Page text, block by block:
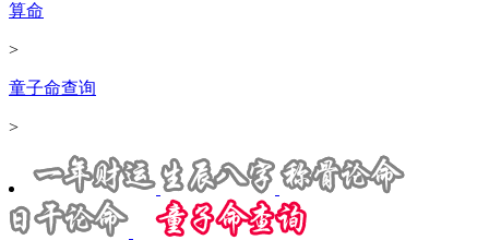
算命
>
童子命查询
>